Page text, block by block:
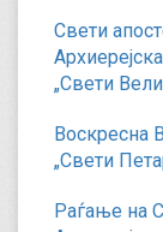
Свети
„Свети
Воскресна
„Свети
Раѓање на